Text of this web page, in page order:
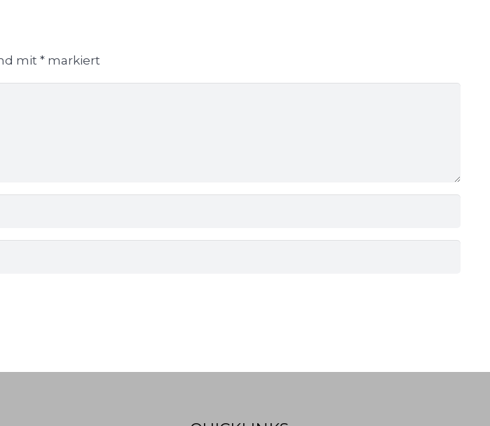
mit *markiert